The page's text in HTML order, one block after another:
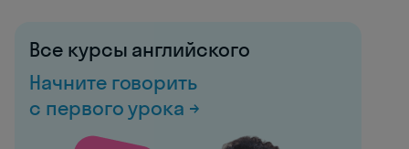
Все курсы английского
Начните говорить
с первого урока →